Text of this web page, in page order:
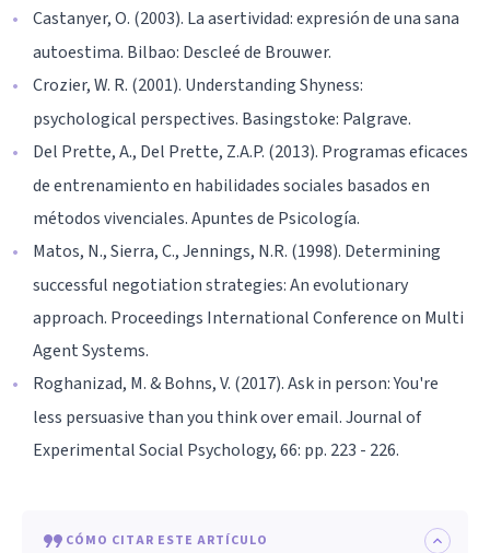
Castanyer, O. (2003). La asertividad: expresión de una sana
autoestima. Bilbao: Descleé de Brouwer.
Crozier, W. R. (2001). Understanding Shyness:
psychological perspectives. Basingstoke: Palgrave.
Del Prette, A., Del Prette, Z.A.P. (2013). Programas eficaces
de entrenamiento en habilidades sociales basados en
métodos vivenciales. Apuntes de Psicología.
Matos, N., Sierra, C., Jennings, N.R. (1998). Determining
successful negotiation strategies: An evolutionary
approach. Proceedings International Conference on Multi
Agent Systems.
Roghanizad, M. & Bohns, V. (2017). Ask in person: You're
less persuasive than you think over email. Journal of
Experimental Social Psychology, 66: pp. 223 - 226.
CÓMO CITAR ESTE ARTÍCULO